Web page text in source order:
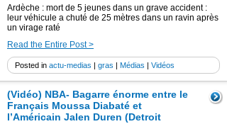
Ardèche : mort de 5 jeunes dans un grave accident :
leur véhicule a chuté de 25 mètres dans un ravin après
un virage raté
Read the Entire Post >
Posted in actu-medias | gras | Médias | Vidéos
(Vidéo) NBA- Bagarre énorme entre le
Français Moussa Diabaté et
l’Américain Jalen Duren (Detroit